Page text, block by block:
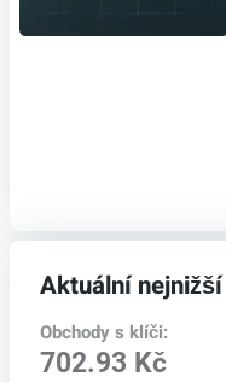
Aktuální
Obchody s klíči:
702.93 Kč